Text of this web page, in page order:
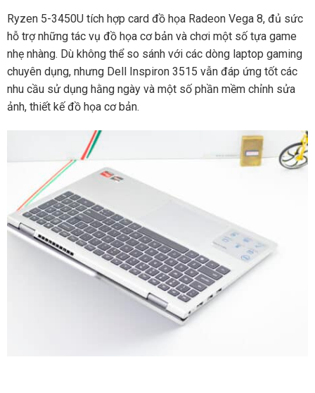
Ryzen 5-3450U tích hợp card đồ họa Radeon Vega 8, đủ sức
hỗ trợ những tác vụ đồ họa cơ bản và chơi một số tựa game
nhẹ nhàng. Dù không thể so sánh với các dòng laptop gaming
chuyên dụng, nhưng Dell Inspiron 3515 vẫn đáp ứng tốt các
nhu cầu sử dụng hằng ngày và một số phần mềm chỉnh sửa
ảnh, thiết kế đồ họa cơ bản.